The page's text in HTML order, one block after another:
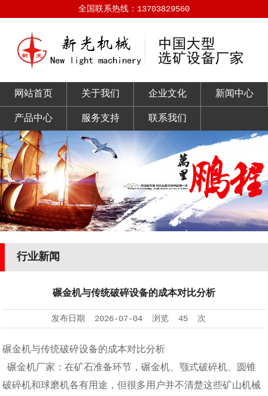
全国联系热线：13703829560
网站首页 关于我们 企业文化 新闻中心
产品中心 服务支持 联系我们
行业新闻
碾金机与传统破碎设备的成本对比分析
发布日期 2026-07-04 浏览 45 次
碾金机与传统破碎设备的成本对比分析
碾金机厂家：在矿石准备环节，碾金机、颚式破碎机、圆锥
破碎机和球磨机各有用途，但很多用户并不清楚这些矿山机械